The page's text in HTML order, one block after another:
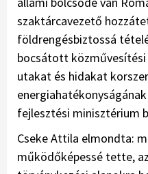
szaktárcavezető
földrengésbiztossá
bocsátott
utakat és hidakat
fejlesztési minisztérium
Cseke Attila elmondta:
működőképessé tette,